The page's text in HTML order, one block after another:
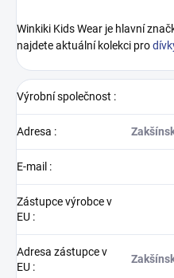
Winkiki Kids Wear je hlavní
najdete aktuální kolekci pro
Výrobní společnost :
Adresa :
E-mail :
Zástupce výrobce v
EU :
Adresa zástupce v
EU :